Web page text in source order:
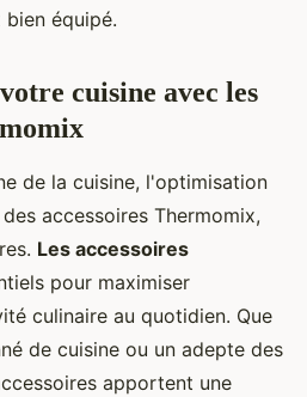
équipé.
cuisine avec les
de la cuisine, l'optimisation
accessoires Thermomix,
Les accessoires
pour maximiser
culinaire au quotidien. Que
de cuisine ou un adepte des
apportent une